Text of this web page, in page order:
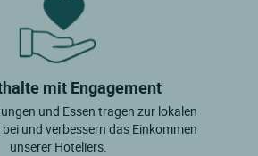
mit Engagement
und Essen tragen zur lokalen
und verbessern das Einkommen
unserer Hoteliers.